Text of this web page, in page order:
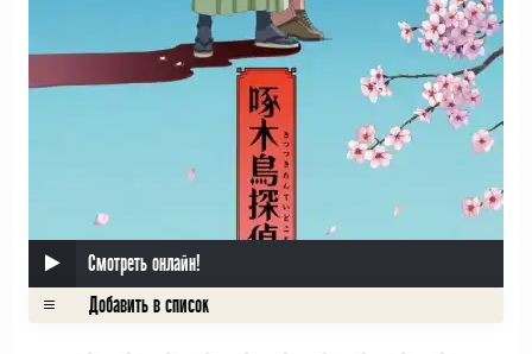
Смотреть онлайн!